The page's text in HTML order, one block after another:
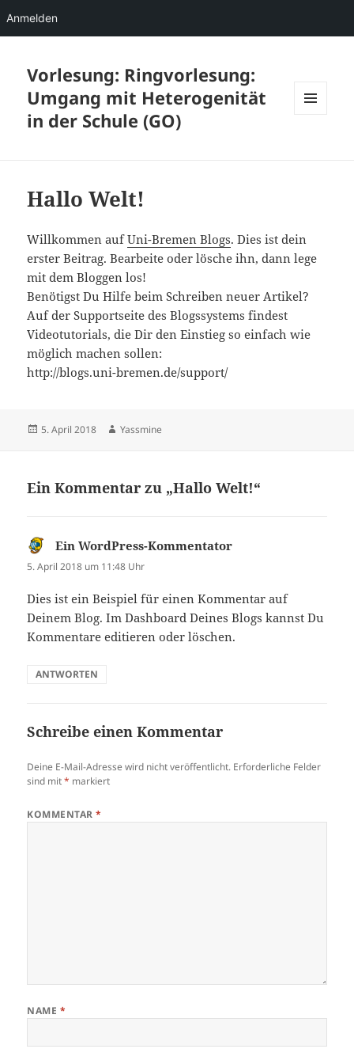
Anmelden
Vorlesung: Ringvorlesung:
Umgang mit Heterogenität
in der Schule (GO)
Hallo Welt!
Willkommen aufUni-Bremen Blogs. Dies ist dein
erster Beitrag. Bearbeite oder lösche ihn, dann lege
mit dem Bloggen los!
Benötigst Du Hilfe beim Schreiben neuer Artikel?
Auf der Supportseite des Blogssystems findest
Videotutorials, die Dir den Einstieg so einfach wie
möglich machen sollen:
http://blogs.uni-bremen.de/support/
Veröffentlicht
5. April 2018 Autor
Yassmine
Ein Kommentar zu „Hallo Welt!“
Ein WordPress-Kommentator
5. April 2018 um 11:48 Uhr
Dies ist ein Beispiel für einen Kommentar auf
Deinem Blog. Im Dashboard Deines Blogs kannst Du
Kommentare editieren oder löschen.
ANTWORTEN
Schreibe einen Kommentar
Deine E-Mail-Adresse wird nicht veröffentlicht. Erforderliche Felder
sind mit* markiert
KOMMENTAR*
NAME *